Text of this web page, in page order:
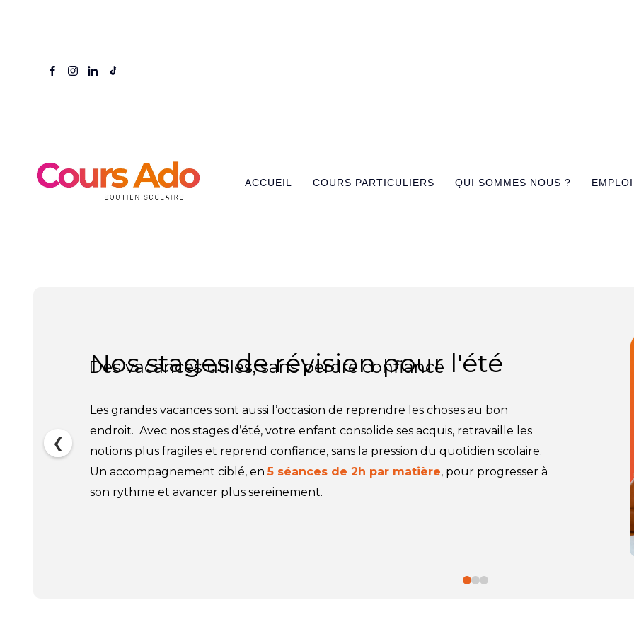
ACCUEIL COURS PARTICULIERS QUI SOMMES NOUS ? EMPLOI
Nos stages de révision pour l'été
Des vacances utiles, sans perdre confiance
Les grandes vacances sont aussi l’occasion de reprendre les choses au bon
endroit. Avec nos stages d’été, votre enfant consolide ses acquis, retravaille les
notions plus fragiles et reprend confiance, sans la pression du quotidien scolaire.
Un accompagnement ciblé, en5 séances de 2h par matière, pour progresser à
son rythme et avancer plus sereinement.
❮